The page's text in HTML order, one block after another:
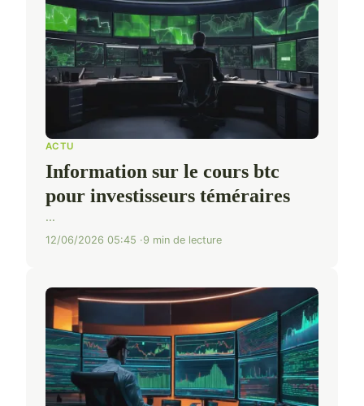
ACTU
Information sur le cours btc
pour investisseurs téméraires
...
12/06/2026 05:45 9 min de lecture